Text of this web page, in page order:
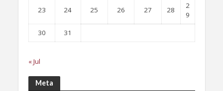
23 24 25 26 27 28
2
9
30
31
« Jul
Meta